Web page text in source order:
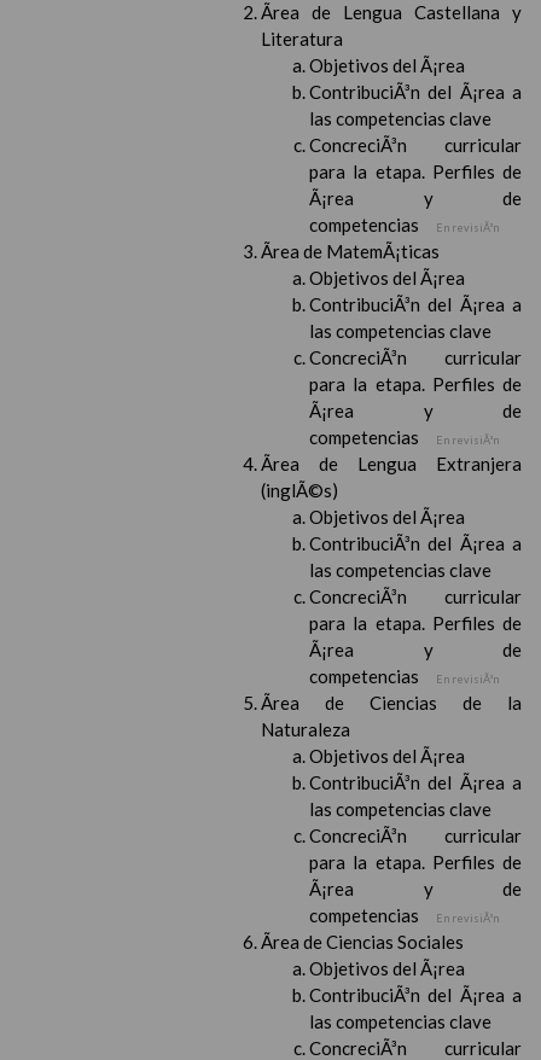
Ãrea de Lengua Castellana y
Literatura
Objetivos del Ã¡rea
ContribuciÃ³n del Ã¡rea a
las competencias clave
ConcreciÃ³n curricular
para la etapa. Perfiles de
Ã¡rea y de
competencias
En revisiÃ³n
Ãrea de MatemÃ¡ticas
Objetivos del Ã¡rea
ContribuciÃ³n del Ã¡rea a
las competencias clave
ConcreciÃ³n curricular
para la etapa. Perfiles de
Ã¡rea y de
competencias
En revisiÃ³n
Ãrea de Lengua Extranjera
(inglÃ©s)
Objetivos del Ã¡rea
ContribuciÃ³n del Ã¡rea a
las competencias clave
ConcreciÃ³n curricular
para la etapa. Perfiles de
Ã¡rea y de
competencias
En revisiÃ³n
Ãrea de Ciencias de la
Naturaleza
Objetivos del Ã¡rea
ContribuciÃ³n del Ã¡rea a
las competencias clave
ConcreciÃ³n curricular
para la etapa. Perfiles de
Ã¡rea y de
competencias
En revisiÃ³n
Ãrea de Ciencias Sociales
Objetivos del Ã¡rea
ContribuciÃ³n del Ã¡rea a
las competencias clave
ConcreciÃ³n curricular